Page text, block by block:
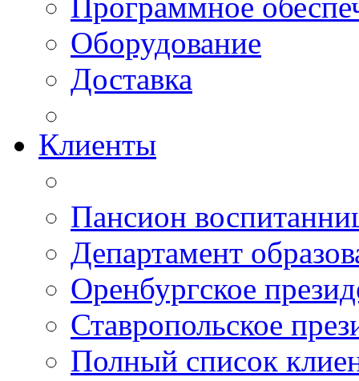
Оборудование
Доставка
Клиенты
Пансион
Департамент
Оренбургское
Ставропольское
Полный список